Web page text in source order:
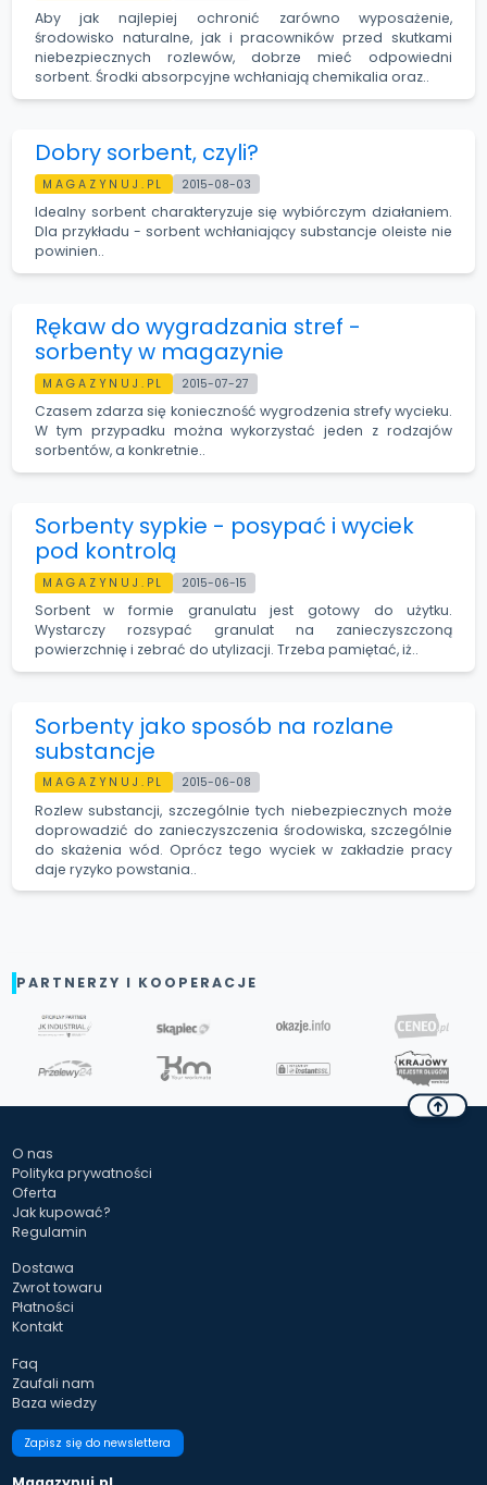
Aby jak najlepiej ochronić zarówno wyposażenie,
środowisko naturalne, jak i pracowników przed skutkami
niebezpiecznych rozlewów, dobrze mieć odpowiedni
sorbent. Środki absorpcyjne wchłaniają chemikalia oraz..
Dobry sorbent, czyli?
MAGAZYNUJ.PL 2015-08-03
Idealny sorbent charakteryzuje się wybiórczym działaniem.
Dla przykładu - sorbent wchłaniający substancje oleiste nie
powinien..
Rękaw do wygradzania stref -
sorbenty w magazynie
MAGAZYNUJ.PL 2015-07-27
Czasem zdarza się konieczność wygrodzenia strefy wycieku.
W tym przypadku można wykorzystać jeden z rodzajów
sorbentów, a konkretnie..
Sorbenty sypkie - posypać i wyciek
pod kontrolą
MAGAZYNUJ.PL 2015-06-15
Sorbent w formie granulatu jest gotowy do użytku.
Wystarczy rozsypać granulat na zanieczyszczoną
powierzchnię i zebrać do utylizacji. Trzeba pamiętać, iż..
Sorbenty jako sposób na rozlane
substancje
MAGAZYNUJ.PL 2015-06-08
Rozlew substancji, szczególnie tych niebezpiecznych może
doprowadzić do zanieczyszczenia środowiska, szczególnie
do skażenia wód. Oprócz tego wyciek w zakładzie pracy
daje ryzyko powstania..
PARTNERZY I KOOPERACJE
O nas
Polityka prywatności
Oferta
Jak kupować?
Regulamin
Dostawa
Zwrot towaru
Płatności
Kontakt
Faq
Zaufali nam
Baza wiedzy
Zapisz się do newslettera